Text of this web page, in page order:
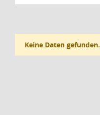
Keine Daten gefunden.